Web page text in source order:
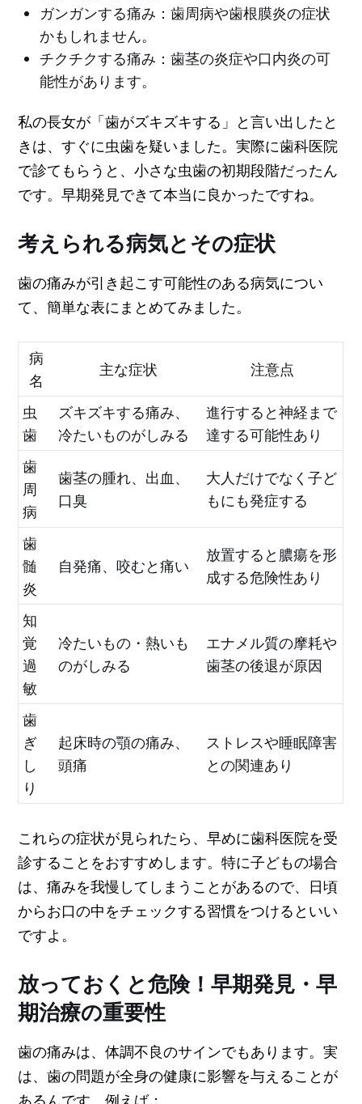
ガンガンする痛み：歯周病や歯根膜炎の症状
かもしれません。
チクチクする痛み：歯茎の炎症や口内炎の可
能性があります。
私の長女が「歯がズキズキする」と言い出したと
きは、すぐに虫歯を疑いました。実際に歯科医院
で診てもらうと、小さな虫歯の初期段階だったん
です。早期発見できて本当に良かったですね。
考えられる病気とその症状
歯の痛みが引き起こす可能性のある病気につい
て、簡単な表にまとめてみました。
病
名
主な症状 注意点
虫
歯
ズキズキする痛み、
冷たいものがしみる
進行すると神経まで
達する可能性あり
歯
周
病
歯茎の腫れ、出血、
口臭
大人だけでなく子ど
もにも発症する
歯
髄
炎
自発痛、咬むと痛い
放置すると膿瘍を形
成する危険性あり
知
覚
過
敏
冷たいもの・熱いも
のがしみる
エナメル質の摩耗や
歯茎の後退が原因
歯
ぎ
し
り
起床時の顎の痛み、
頭痛
ストレスや睡眠障害
との関連あり
これらの症状が見られたら、早めに歯科医院を受
診することをおすすめします。特に子どもの場合
は、痛みを我慢してしまうことがあるので、日頃
からお口の中をチェックする習慣をつけるといい
ですよ。
放っておくと危険！早期発見・早
期治療の重要性
歯の痛みは、体調不良のサインでもあります。実
は、歯の問題が全身の健康に影響を与えることが
あるんです。例えば：